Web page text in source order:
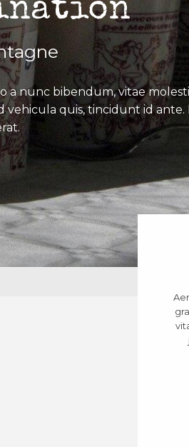
nunc bibendum, vitae
quis, tincidunt id